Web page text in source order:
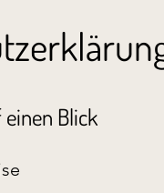
einen Blick